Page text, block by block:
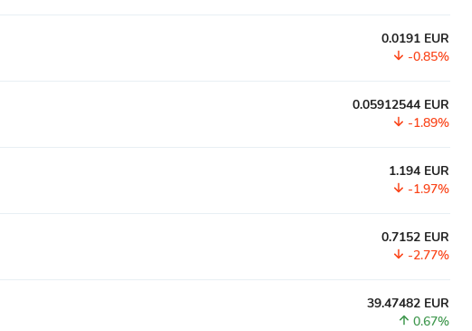
0.0191 EUR
-0.85%
0.05912544 EUR
-1.89%
1.194 EUR
-1.97%
0.7152 EUR
-2.77%
39.47482 EUR
0.67%